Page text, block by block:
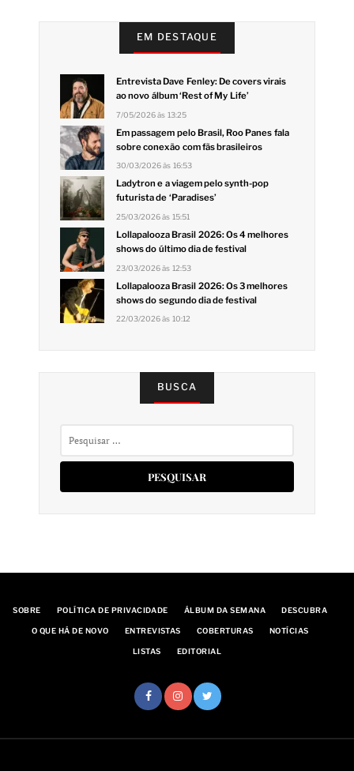
EM DESTAQUE
Entrevista Dave Fenley: De covers virais
ao novo álbum ‘Rest of My Life’
7/05/2026 às 13:25
Em passagem pelo Brasil, Roo Panes fala
sobre conexão com fãs brasileiros
30/03/2026 às 16:53
Ladytron e a viagem pelo synth-pop
futurista de ‘Paradises’
25/03/2026 às 15:51
Lollapalooza Brasil 2026: Os 4 melhores
shows do último dia de festival
23/03/2026 às 12:53
Lollapalooza Brasil 2026: Os 3 melhores
shows do segundo dia de festival
22/03/2026 às 10:12
BUSCA
SOBRE POLÍTICA DE PRIVACIDADE ÁLBUM DA SEMANA DESCUBRA
O QUE HÁ DE NOVO ENTREVISTAS COBERTURAS NOTÍCIAS
LISTAS EDITORIAL